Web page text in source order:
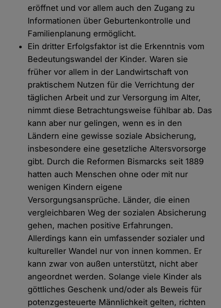
eröffnet und vor allem auch den Zugang zu
Informationen über Geburtenkontrolle und
Familienplanung ermöglicht.
Ein dritter Erfolgsfaktor ist die Erkenntnis vom
Bedeutungswandel der Kinder. Waren sie
früher vor allem in der Landwirtschaft von
praktischem Nutzen für die Verrichtung der
täglichen Arbeit und zur Versorgung im Alter,
nimmt diese Betrachtungsweise fühlbar ab. Das
kann aber nur gelingen, wenn es in den
Ländern eine gewisse soziale Absicherung,
insbesondere eine gesetzliche Altersvorsorge
gibt. Durch die Reformen Bismarcks seit 1889
hatten auch Menschen ohne oder mit nur
wenigen Kindern eigene
Versorgungsansprüche. Länder, die einen
vergleichbaren Weg der sozialen Absicherung
gehen, machen positive Erfahrungen.
Allerdings kann ein umfassender sozialer und
kultureller Wandel nur von innen kommen. Er
kann zwar von außen unterstützt, nicht aber
angeordnet werden. Solange viele Kinder als
göttliches Geschenk und/oder als Beweis für
potenzgesteuerte Männlichkeit gelten, richten